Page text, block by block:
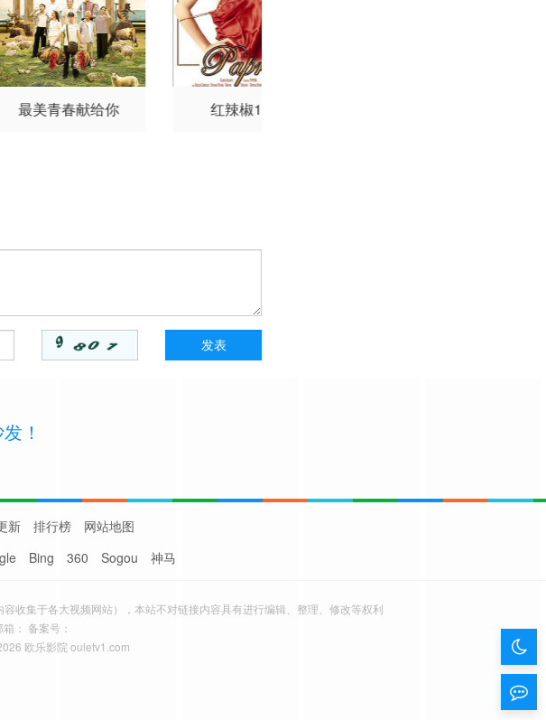
最美青春献给你 红辣椒1991
！
暗
色留
新 排行榜
网站地图
Bing 360 Sogou 神马
收集于各大视频网站），本站不对链接内容具有进行编辑、整理、修改等权利
： 备案号：
欧乐影院 ouletv1.com